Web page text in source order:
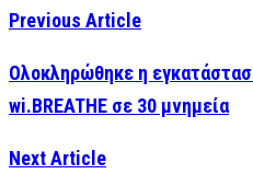
Previous Article
Ολοκληρώθηκε η
wi.BREATHE σε 30 μνημεία
Next Article